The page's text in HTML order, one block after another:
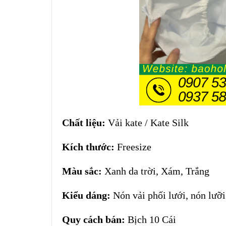
Chất liệu: Vải kate / Kate Silk
Kích thước: Freesize
Màu sắc: Xanh da trời, Xám, Trắng
Kiểu dáng: Nón vải phối lưới, nón
Quy cách bán: Bịch 10 Cái